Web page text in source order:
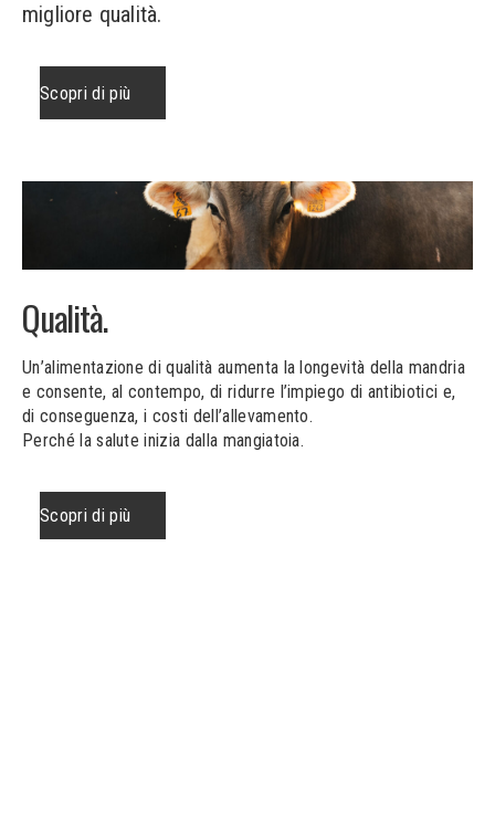
migliore qualità.
Scopri di più
Qualità.
Un’alimentazione di qualità aumenta la longevità della mandria
e consente, al contempo, di ridurre l’impiego di antibiotici e,
di conseguenza, i costi dell’allevamento.
Perché la salute inizia dalla mangiatoia.
Scopri di più